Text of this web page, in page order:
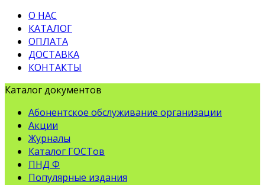
О НАС
КАТАЛОГ
ОПЛАТА
ДОСТАВКА
КОНТАКТЫ
Каталог документов
Абонентское обслуживание организации
Акции
Журналы
Каталог ГОСТов
ПНД Ф
Популярные издания